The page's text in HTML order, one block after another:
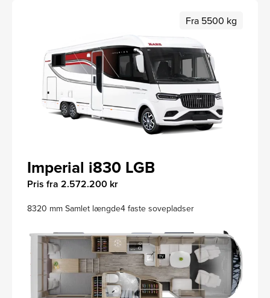
Fra 5500 kg
Imperial i830 LGB
Pris fra 2.572.200 kr
8320 mm Samlet længde4 faste sovepladser